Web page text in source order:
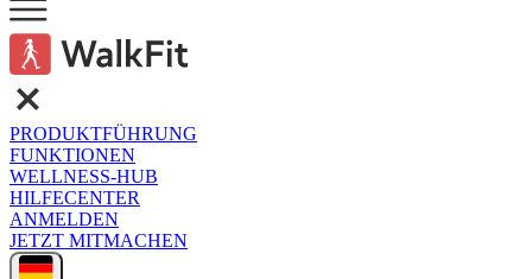
PRODUKTFÜHRUNG
FUNKTIONEN
WELLNESS-HUB
HILFECENTER
ANMELDEN
JETZT MITMACHEN